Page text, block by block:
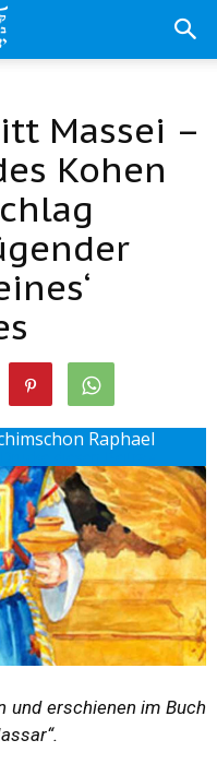
Massei –
Kohen
Raphael
Drucke diesen Beitrag
und erschienen im Buch